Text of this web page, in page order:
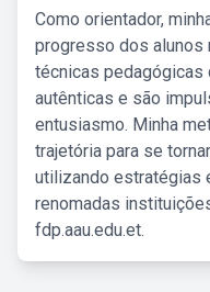
Como orientador,
progresso dos alunos
técnicas pedagógicas
autênticas e são
entusiasmo. Minha
trajetória para se
utilizando estratégias
renomadas
fdp.aau.edu.et.